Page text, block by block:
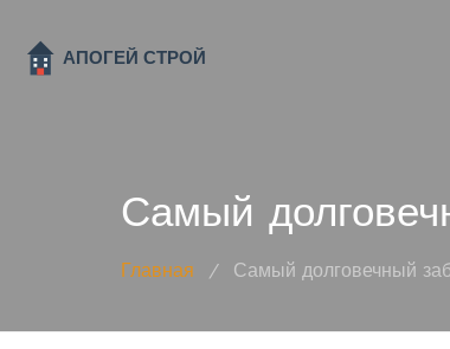
Самый
Главная / Самый долговечный